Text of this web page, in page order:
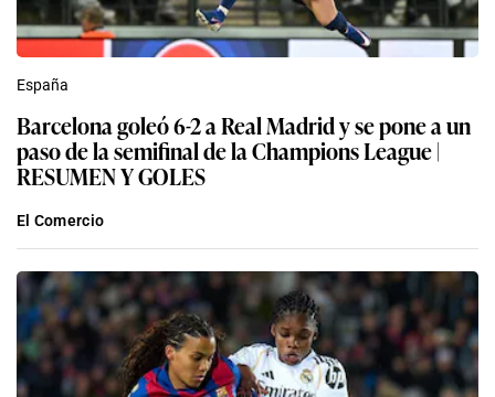
España
Barcelona goleó 6-2 a Real Madrid y se pone a un
paso de la semifinal de la Champions League |
RESUMEN Y GOLES
El Comercio